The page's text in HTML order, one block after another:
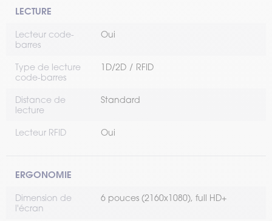
LECTURE
Lecteur code-
barres
Oui
Type de lecture
code-barres
1D/2D RFID
Distance de
lecture
Standard
Lecteur RFID Oui
ERGONOMIE
Dimension de
l'écran
6 pouces (2160x1080), full HD+